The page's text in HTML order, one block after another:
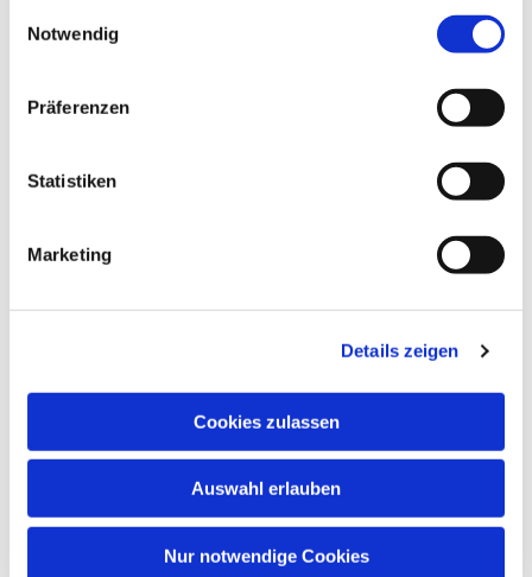
Notwendig
Präferenzen
Statistiken
Marketing
Details zeigen
Cookies zulassen
Auswahl erlauben
Nur notwendige Cookies